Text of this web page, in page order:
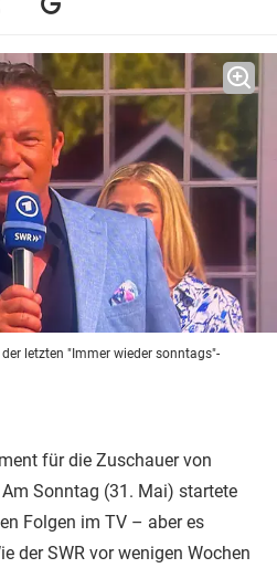
letzten "Immer wieder sonntags"-
für die Zuschauer von
Sonntag (31. Mai) startete
Folgen im TV – aber es
der SWR vor wenigen Wochen